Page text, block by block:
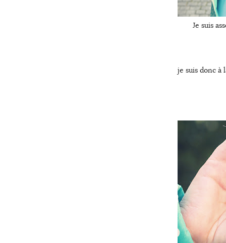
Je suis
je suis donc à